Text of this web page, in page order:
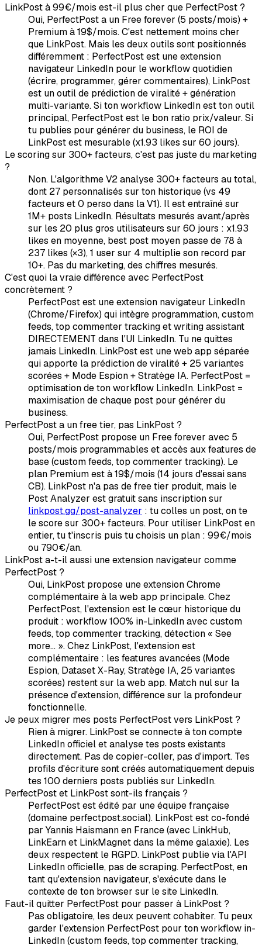
LinkPost à 99€/mois est-il plus cher que PerfectPost ?
Oui, PerfectPost a un Free forever (5 posts/mois) +
Premium à 19$/mois. C'est nettement moins cher
que LinkPost. Mais les deux outils sont positionnés
différemment : PerfectPost est une extension
navigateur LinkedIn pour le workflow quotidien
(écrire, programmer, gérer commentaires), LinkPost
est un outil de prédiction de viralité + génération
multi-variante. Si ton workflow LinkedIn est ton outil
principal, PerfectPost est le bon ratio prix/valeur. Si
tu publies pour générer du business, le ROI de
LinkPost est mesurable (x1.93 likes sur 60 jours).
Le scoring sur 300+ facteurs, c'est pas juste du marketing
?
Non. L'algorithme V2 analyse 300+ facteurs au total,
dont 27 personnalisés sur ton historique (vs 49
facteurs et 0 perso dans la V1). Il est entraîné sur
1M+ posts LinkedIn. Résultats mesurés avant/après
sur les 20 plus gros utilisateurs sur 60 jours : x1.93
likes en moyenne, best post moyen passe de 78 à
237 likes (×3), 1 user sur 4 multiplie son record par
10+. Pas du marketing, des chiffres mesurés.
C'est quoi la vraie différence avec PerfectPost
concrètement ?
PerfectPost est une extension navigateur LinkedIn
(Chrome/Firefox) qui intègre programmation, custom
feeds, top commenter tracking et writing assistant
DIRECTEMENT dans l'UI LinkedIn. Tu ne quittes
jamais LinkedIn. LinkPost est une web app séparée
qui apporte la prédiction de viralité + 25 variantes
scorées + Mode Espion + Stratège IA. PerfectPost =
optimisation de ton workflow LinkedIn. LinkPost =
maximisation de chaque post pour générer du
business.
PerfectPost a un free tier, pas LinkPost ?
Oui, PerfectPost propose un Free forever avec 5
posts/mois programmables et accès aux features de
base (custom feeds, top commenter tracking). Le
plan Premium est à 19$/mois (14 jours d'essai sans
CB). LinkPost n'a pas de free tier produit, mais le
Post Analyzer est gratuit sans inscription sur
linkpost.gg/post-analyzer : tu colles un post, on te
le score sur 300+ facteurs. Pour utiliser LinkPost en
entier, tu t'inscris puis tu choisis un plan : 99€/mois
ou 790€/an.
LinkPost a-t-il aussi une extension navigateur comme
PerfectPost ?
Oui, LinkPost propose une extension Chrome
complémentaire à la web app principale. Chez
PerfectPost, l'extension est le cœur historique du
produit : workflow 100% in-LinkedIn avec custom
feeds, top commenter tracking, détection « See
more... ». Chez LinkPost, l'extension est
complémentaire : les features avancées (Mode
Espion, Dataset X-Ray, Stratège IA, 25 variantes
scorées) restent sur la web app. Match nul sur la
présence d'extension, différence sur la profondeur
fonctionnelle.
Je peux migrer mes posts PerfectPost vers LinkPost ?
Rien à migrer. LinkPost se connecte à ton compte
LinkedIn officiel et analyse tes posts existants
directement. Pas de copier-coller, pas d'import. Tes
profils d'écriture sont créés automatiquement depuis
tes 100 derniers posts publiés sur LinkedIn.
PerfectPost et LinkPost sont-ils français ?
PerfectPost est édité par une équipe française
(domaine perfectpost.social). LinkPost est co-fondé
par Yannis Haismann en France (avec LinkHub,
LinkEarn et LinkMagnet dans la même galaxie). Les
deux respectent le RGPD. LinkPost publie via l'API
LinkedIn officielle, pas de scraping. PerfectPost, en
tant qu'extension navigateur, s'exécute dans le
contexte de ton browser sur le site LinkedIn.
Faut-il quitter PerfectPost pour passer à LinkPost ?
Pas obligatoire, les deux peuvent cohabiter. Tu peux
garder l'extension PerfectPost pour ton workflow in-
LinkedIn (custom feeds, top commenter tracking,